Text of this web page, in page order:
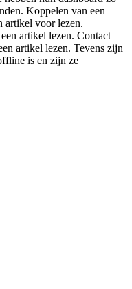
Koppelen van een
artikel voor lezen.
artikel lezen. Contact
artikel lezen. Tevens zijn
is en zijn ze